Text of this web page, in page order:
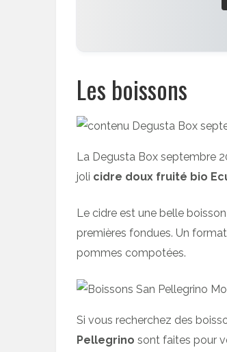
Les boissons
La Degusta Box septembre
joli cidre doux fruité bio
Le cidre est une belle
premières fondues. Un
pommes compotées.
Si vous recherchez des
Pellegrino sont faites pour